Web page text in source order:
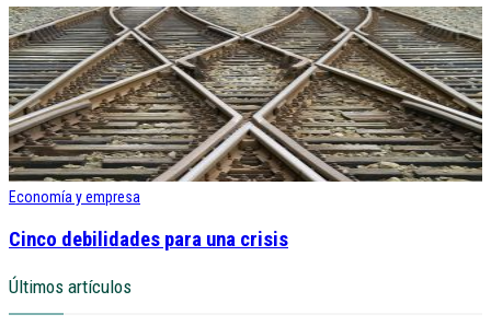
Economía y empresa
Cinco debilidades para una crisis
Últimos artículos